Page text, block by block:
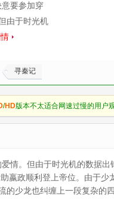
要参加穿
由于时光机
寻秦记
/HD版本不太适合网速过慢的用户
情。但由于时光机的数据
嬴政顺利登上帝位。由于少
少龙也纠缠上一段复杂的